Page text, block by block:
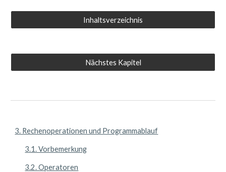
Inhaltsverzeichnis
Nächstes Kapitel
3. Rechenoperationen und Programmablauf
3.1. Vorbemerkung
3.2. Operatoren